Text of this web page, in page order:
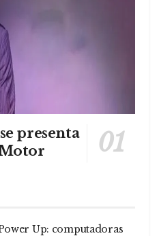
presenta
Motor
Up: computadoras